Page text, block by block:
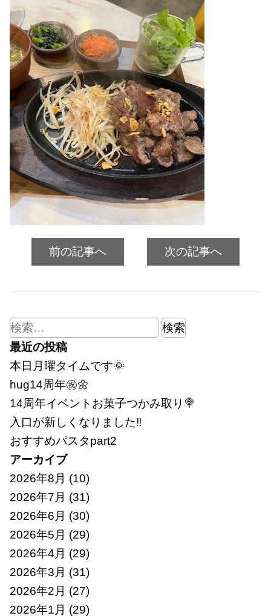
前の記事へ 次の記事へ
検
索:
最近の投稿
本日月曜タイムです🌞
hug14周年㊗🌼
14周年イベントお菓子つかみ取り🍭
入口が新しくなりました‼
おすすめパスタpart2
アーカイブ
2026年8月 (10)
2026年7月 (31)
2026年6月 (30)
2026年5月 (29)
2026年4月 (29)
2026年3月 (31)
2026年2月 (27)
2026年1月 (29)